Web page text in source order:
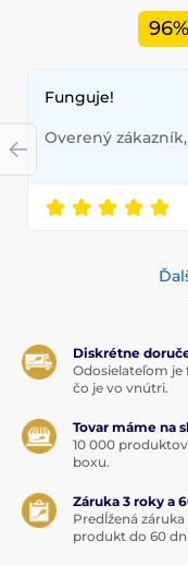
96%
Funguje!
Overený zákazník,
Diskrétne
Odosielateľom je
čo je vo vnútri.
Tovar máme na
10 000
boxu.
Záruka 3 roky a
Predĺžená
produkt do 60